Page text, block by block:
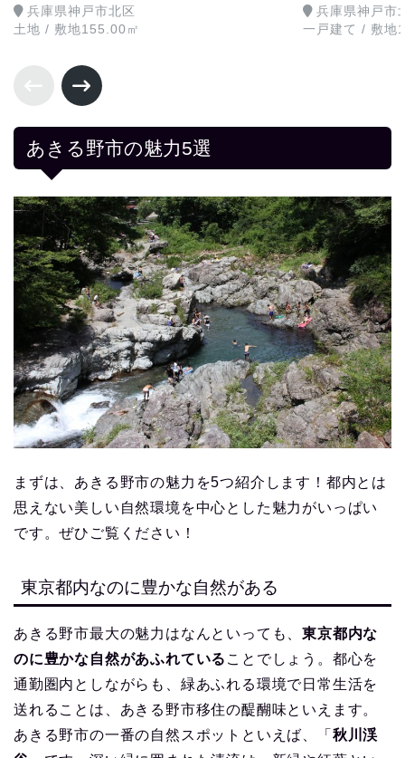
兵庫県神戸市北区
土地 / 敷地155.00㎡
兵庫県神戸市
一戸建て / 敷地
あきる野市の魅力5選
まずは、あきる野市の魅力を5つ紹介します！都内とは
思えない美しい自然環境を中心とした魅力がいっぱい
です。ぜひご覧ください！
東京都内なのに豊かな自然がある
あきる野市最大の魅力はなんといっても、東京都内な
のに豊かな自然があふれている ことでしょう。都心を
通勤圏内としながらも、緑あふれる環境で日常生活を
送れることは、あきる野市移住の醍醐味といえます。
あきる野市の一番の自然スポットといえば、「 秋川渓